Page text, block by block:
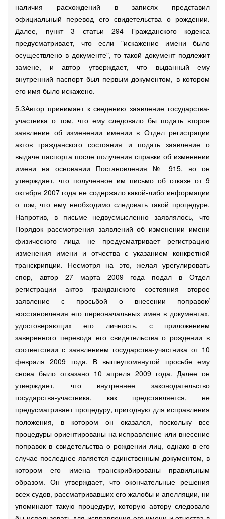
наличия расхождений в записях представил
официальный перевод его свидетельства о рождении.
Далее, пункт 3 статьи 294 Гражданского кодекса
предусматривает, что если "искажение имени было
осуществлено в документе", то такой документ подлежит
замене, и автор утверждает, что выданный ему
внутренний паспорт был первым документом, в котором
его имя было искажено.
5.3Автор принимает к сведению заявление государства-
участника о том, что ему следовало бы подать второе
заявление об изменении имении в Отдел регистрации
актов гражданского состояния и подать заявление о
выдаче паспорта после получения справки об изменении
имени на основании Постановления № 915, но он
утверждает, что полученное им письмо об отказе от 9
октября 2007 года не содержало какой-либо информации
о том, что ему необходимо следовать такой процедуре.
Напротив, в письме недвусмысленно заявлялось, что
Порядок рассмотрения заявлений об изменении имени
физического лица не предусматривает регистрацию
изменения имени и отчества с указанием конкретной
транскрипции. Несмотря на это, желая урегулировать
спор, автор 27 марта 2009 года подал в Отдел
регистрации актов гражданского состояния второе
заявление с просьбой о внесении поправок/
восстановления его первоначальных имен в документах,
удостоверяющих его личность, с приложением
заверенного перевода его свидетельства о рождении в
соответствии с заявлением государства-участника от 10
февраля 2009 года. В вышеупомянутой просьбе ему
снова было отказано 10 апреля 2009 года. Далее он
утверждает, что внутреннее законодательство
государства-участника, как представляется, не
предусматривает процедуру, пригодную для исправления
положения, в котором он оказался, поскольку все
процедуры ориентированы на исправление или внесение
поправок в свидетельства о рождении лиц, однако в его
случае последнее является единственным документом, в
котором его имена транскрибированы правильным
образом. Он утверждает, что окончательные решения
всех судов, рассматривавших его жалобы и апелляции, ни
упоминают такую процедуру, которую автору следовало